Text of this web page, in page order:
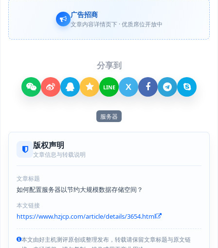
广告招商
文章内容详情页下 · 优质席位开放中
分享到
LINE X
服务器
版权声明
文章信息与转载说明
文章标题
如何配置服务器以节约大规模数据存储空间？
本文链接
https://www.hzjcp.com/article/details/3654.html
本文由好主机测评原创或整理发布，转载请保留文章标题与原文链